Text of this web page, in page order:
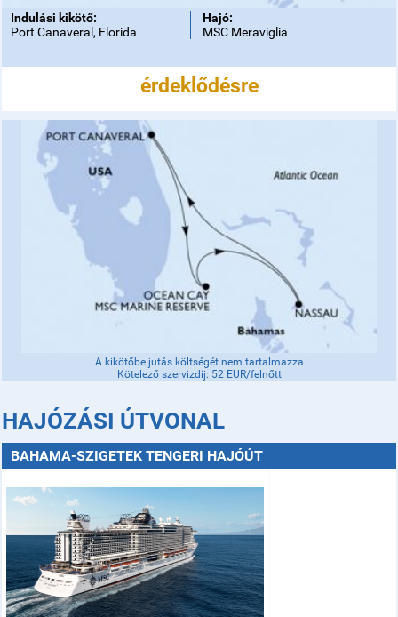
Indulási kikötő:
Port Canaveral, Florida
Hajó:
MSC Meraviglia
érdeklődésre
A kikötőbe jutás költségét nem tartalmazza
Kötelező szervizdíj: 52 EUR/felnőtt
HAJÓZÁSI ÚTVONAL
BAHAMA-SZIGETEK TENGERI HAJÓÚT